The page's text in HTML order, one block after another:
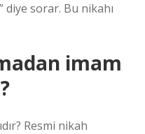
diye sorar. Bu nikahı
imam
Resmi nikah